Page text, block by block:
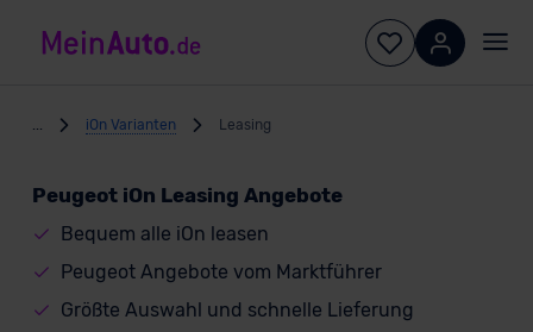
iOn Varianten Leasing
Peugeot iOn Leasing Angebote
Bequem alle iOn leasen
Peugeot Angebote vom Marktführer
Größte Auswahl und schnelle Lieferung